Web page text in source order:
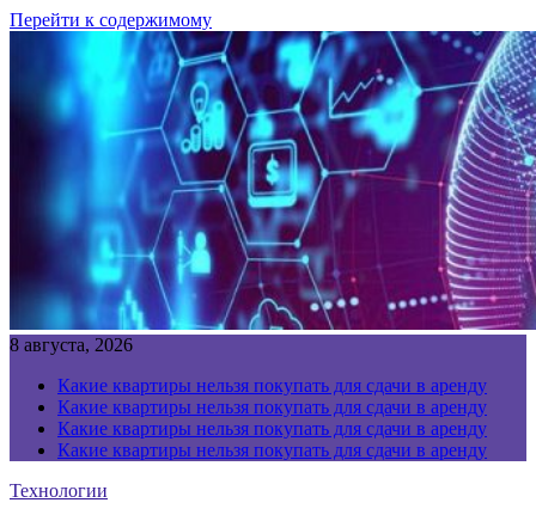
Перейти к содержимому
8 августа, 2026
Какие квартиры нельзя покупать для сдачи в аренду
Какие квартиры нельзя покупать для сдачи в аренду
Какие квартиры нельзя покупать для сдачи в аренду
Какие квартиры нельзя покупать для сдачи в аренду
Технологии